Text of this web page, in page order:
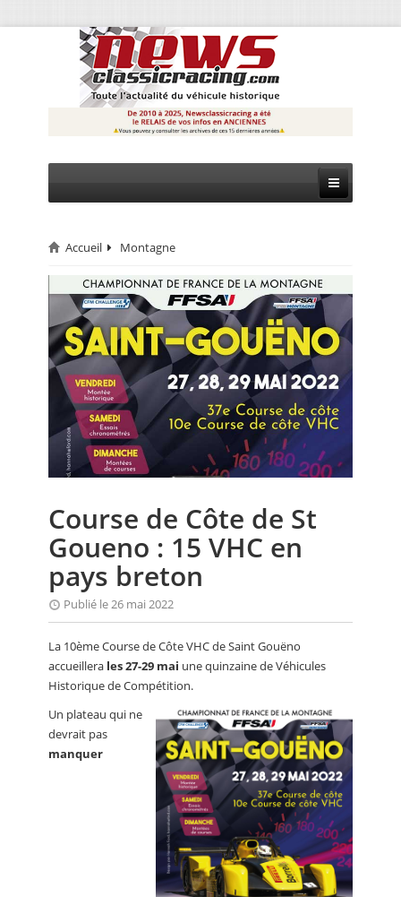
CIRCUIT
RALLYE
MONTAGNE
EVÈNEMENTS
CALENDRIER
FOCUS
ANNUAIRES
PETITES ANNONCES
Accueil Montagne
Course de Côte de St
Goueno : 15 VHC en
pays breton
Publié le 26 mai 2022
La 10ème Course de Côte VHC de Saint Gouëno
accueillera les 27-29 mai une quinzaine de Véhicules
Historique de Compétition.
Un plateau qui ne
devrait pas
manquer